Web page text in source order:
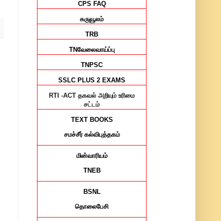
CPS FAQ
கருவூலம்
TRB
TNவேலைவாய்ப்பு
TNPSC
SSLC PLUS 2 EXAMS
RTI -ACT தகவல் அறியும் உரிமை
சட்டம்
TEXT BOOKS
சமச்சீர் கல்விபுத்தகம்
மின்வாரியம்
TNEB
BSNL
தொலைபேசி